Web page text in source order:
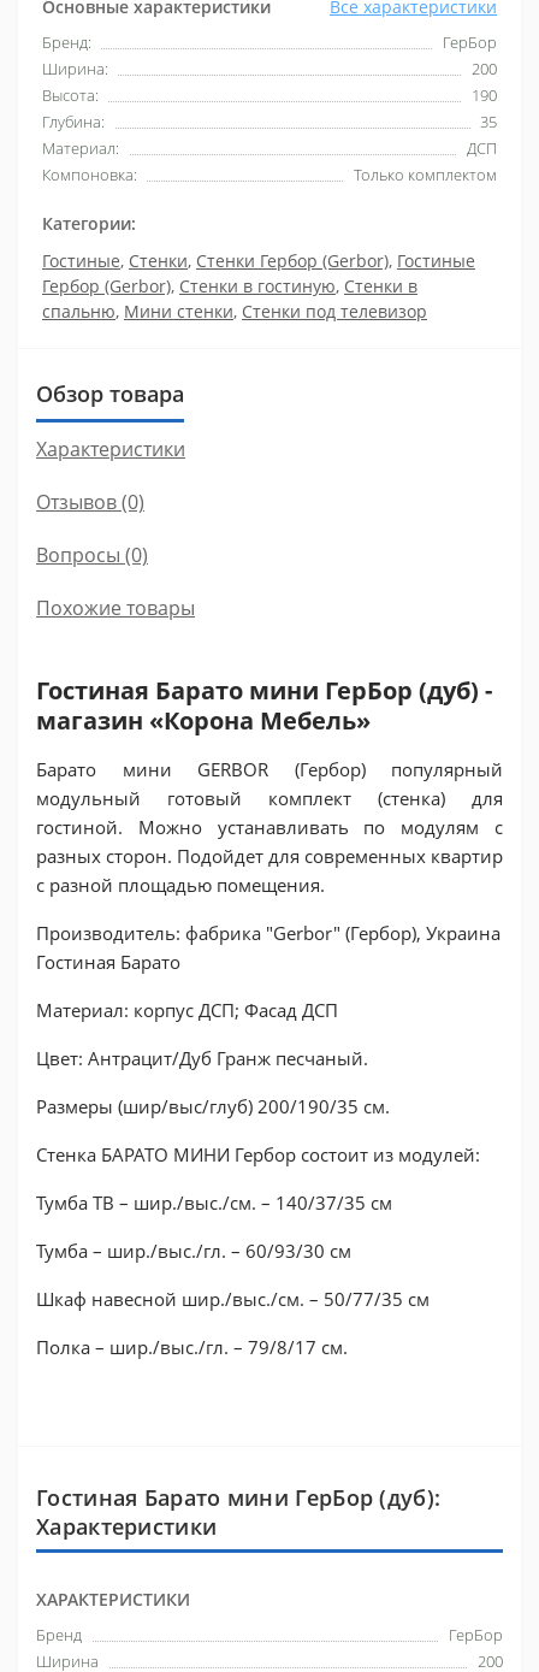
Основные характеристики Все характеристики
Бренд:
ГерБор
Ширина:
200
Высота:
190
Глубина:
35
Материал:
ДСП
Компоновка:
Только комплектом
Категории:
Гостиные, Стенки, Стенки Гербор (Gerbor), Гостиные
Гербор (Gerbor), Стенки в гостиную, Стенки в
спальню, Мини стенки, Стенки под телевизор
Обзор товара
Характеристики
Отзывов (0)
Вопросы (0)
Похожие товары
Гостиная Барато мини ГерБор (дуб) -
магазин «Корона Мебель»
Барато мини GERBOR (Гербор) популярный
модульный готовый комплект (стенка) для
гостиной. Можно устанавливать по модулям с
разных сторон. Подойдет для современных квартир
с разной площадью помещения.
Производитель: фабрика "Gerbor" (Гербор), Украина
Гостиная Барато
Материал: корпус ДСП; Фасад ДСП
Цвет: Антрацит/Дуб Гранж песчаный.
Размеры (шир/выс/глуб) 200/190/35 см.
Стенка БАРАТО МИНИ Гербор состоит из модулей:
Тумба ТВ – шир./выс./см. – 140/37/35 см
Тумба – шир./выс./гл. – 60/93/30 см
Шкаф навесной шир./выс./см. – 50/77/35 см
Полка – шир./выс./гл. – 79/8/17 см.
Гостиная Барато мини ГерБор (дуб):
Характеристики
ХАРАКТЕРИСТИКИ
Бренд
ГерБор
Ширина
200